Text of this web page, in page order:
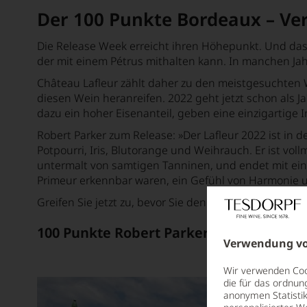
Verwendung
Wir verwenden
die für das
anonymen
Der 100 Punkte Bordeaux –
Die Release Week erreicht ihren Höhepunkt. Und
der mit einem Pétrus mithalten kann. In manchen
Château Lafleur zählt daher zu den
diesen Wein heranreifen. 2022 geht jetzt schon als
dazu ein hoher Eisenanteil, geben eine einzigartige
Robert Parker zum Release: »Der Lafleur 2022 ist in
Potpourri, Iris, Blutorange und Weihrauch. Er ist
untermalt von samtigen Tanninen, und endet mit
Primeur erkennbar waren, ein Gefühl von
Greifen Sie jetzt zu, bevor Sie den Wein auf dem
100 Punkte Robert Parker / 100 Punkte